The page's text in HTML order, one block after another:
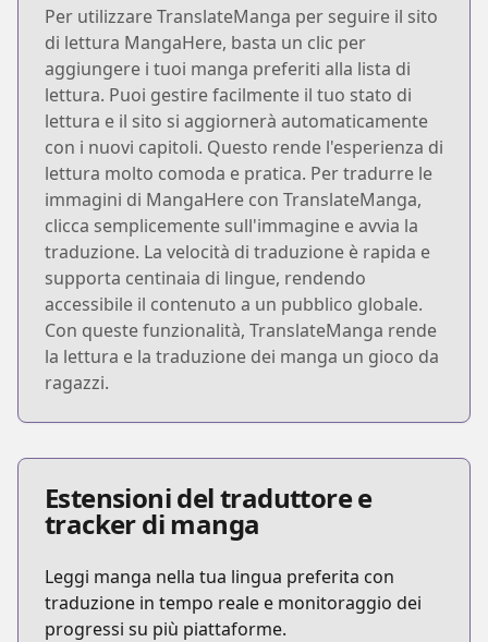
Per utilizzare TranslateManga per seguire il sito
di lettura MangaHere, basta un clic per
aggiungere i tuoi manga preferiti alla lista di
lettura. Puoi gestire facilmente il tuo stato di
lettura e il sito si aggiornerà automaticamente
con i nuovi capitoli. Questo rende l'esperienza di
lettura molto comoda e pratica. Per tradurre le
immagini di MangaHere con TranslateManga,
clicca semplicemente sull'immagine e avvia la
traduzione. La velocità di traduzione è rapida e
supporta centinaia di lingue, rendendo
accessibile il contenuto a un pubblico globale.
Con queste funzionalità, TranslateManga rende
la lettura e la traduzione dei manga un gioco da
ragazzi.
Estensioni del traduttore e
tracker di manga
Leggi manga nella tua lingua preferita con
traduzione in tempo reale e monitoraggio dei
progressi su più piattaforme.